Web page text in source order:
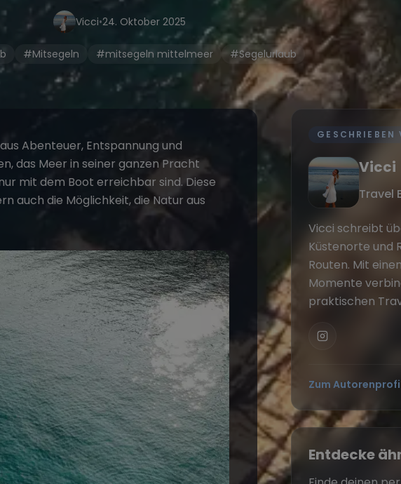
Vicci•24. Oktober 2025
#Mitsegeln #mitsegeln mittelmeer #Segelurlaub
Abenteuer, Entspannung und
das Meer in seiner ganzen Pracht
mit dem Boot erreichbar sind. Diese
auch die Möglichkeit, die Natur aus
GESCHRIEBEN
Vicci
Travel
Vicci schreibt
Küstenorte und
Routen. Mit
Momente
praktischen
Zum
Entdecke